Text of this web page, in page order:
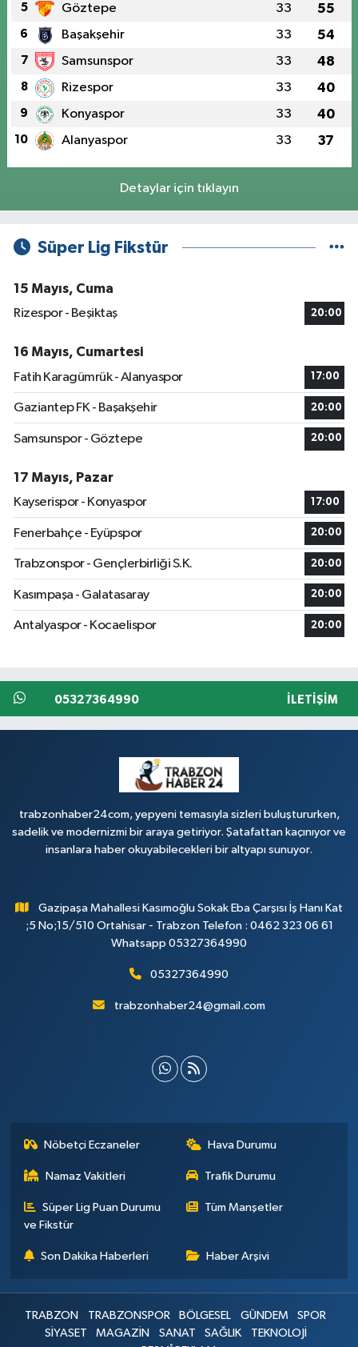
5 Göztepe 33 55
6 Başakşehir 33 54
7 Samsunspor 33 48
8 Rizespor 33 40
9 Konyaspor 33 40
10 Alanyaspor 33 37
Detaylar için tıklayın
Süper Lig Fikstür
15 Mayıs, Cuma
Rizespor - Beşiktaş
20:00
16 Mayıs, Cumartesi
Fatih Karagümrük - Alanyaspor
17:00
Gaziantep FK - Başakşehir 20:00
Samsunspor - Göztepe 20:00
17 Mayıs, Pazar
Kayserispor - Konyaspor
17:00
Fenerbahçe - Eyüpspor 20:00
Trabzonspor - Gençlerbirliği S.K. 20:00
Kasımpaşa - Galatasaray 20:00
Antalyaspor - Kocaelispor 20:00
05327364990 İLETIŞIM
trabzonhaber24com, yepyeni temasıyla sizleri buluştururken,
sadelik ve modernizmi bir araya getiriyor. Şatafattan kaçınıyor ve
insanlara haber okuyabilecekleri bir altyapı sunuyor.
Gazipaşa Mahallesi Kasımoğlu Sokak Eba Çarşısı İş Hanı Kat
;5 No;15/510 Ortahisar - Trabzon Telefon : 0462 323 06 61
Whatsapp 05327364990
05327364990
trabzonhaber24@gmail.com
Nöbetçi Eczaneler Hava Durumu
Namaz Vakitleri Trafik Durumu
Süper Lig Puan Durumu
ve Fikstür
Tüm Manşetler
Son Dakika Haberleri Haber Arşivi
TRABZON TRABZONSPOR BÖLGESEL GÜNDEM
SPOR
SİYASET
MAGAZİN SANAT SAĞLIK
TEKNOLOJİ